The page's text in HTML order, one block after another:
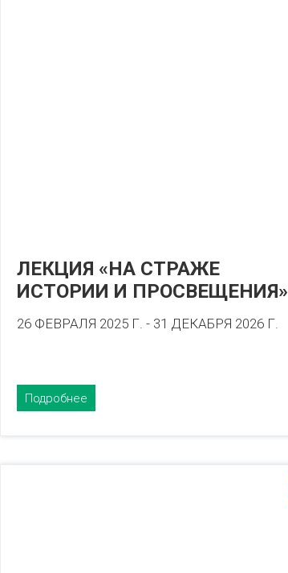
ЛЕКЦИЯ «НА СТРАЖЕ
ИСТОРИИ И ПРОСВЕЩЕНИЯ»
26 ФЕВРАЛЯ 2025 Г. - 31 ДЕКАБРЯ 2026 Г.
Подробнее